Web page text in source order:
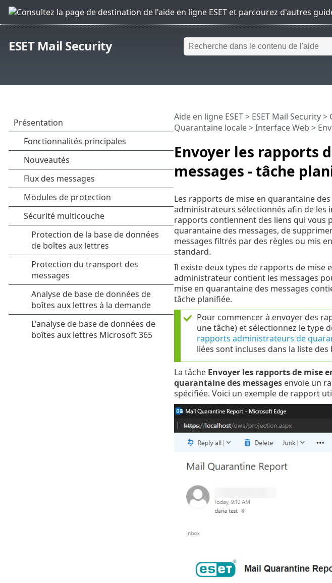
ESET Mail Security
Envoyer les rapports
messages - tâche
Aide en ligne ESET> ESET Mail Security>
Quarantaine locale>Interface Web >
Les rapports de mise en quarantaine
administrateurs sélectionnés afin de les
rapports contiennent des liens qui vous
quarantaine des messages, de
messages filtrés par des règles ou mis
standard.
Il existe deux types de rapports de mise
administrateur contient les messages
mise en quarantaine des messages
tâche planifiée.
Pour commencer à envoyer des
une tâche) et sélectionnez le type
rapports administrateurs de
liées sont incluses dans la liste
La tâche Envoyer les rapports de mise
quarantaine des messagesenvoie un
spécifiée. Voici un exemple de rapport